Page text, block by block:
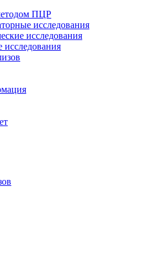
ПЦР
исследования
исследования
исследования